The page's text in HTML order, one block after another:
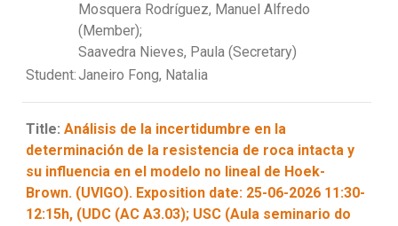
Mosquera Rodríguez, Manuel Alfredo
(Member);
Saavedra Nieves, Paula (Secretary)
Student:Janeiro Fong, Natalia
Title: Análisis de la incertidumbre en la
determinación de la resistencia de roca intacta y
su influencia en el modelo no lineal de Hoek-
Brown. (UVIGO). Exposition date: 25-06-2026 11:30-
12:15h, (UDC (AC A3.03); USC (Aula seminario do